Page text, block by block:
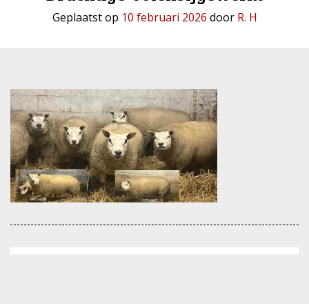
Geplaatst op 10 februari 2026 door R. H